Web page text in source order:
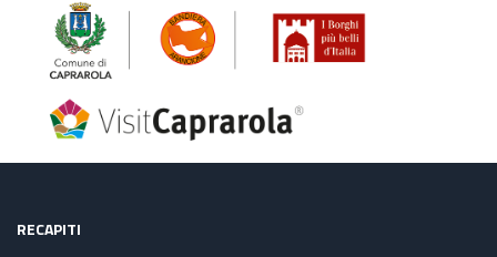
RECAPITI